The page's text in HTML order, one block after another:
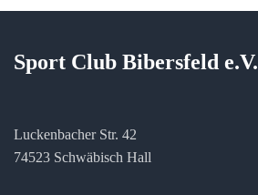
Sport Club Bibersfeld e.V.
Luckenbacher Str. 42
74523 Schwäbisch Hall